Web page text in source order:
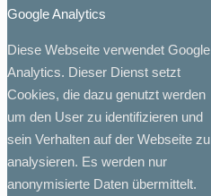
Google Analytics
Diese Webseite verwendet Google
Analytics. Dieser Dienst setzt
Cookies, die dazu genutzt werden
um den User zu identifizieren und
sein Verhalten auf der Webseite zu
analysieren. Es werden nur
anonymisierte Daten übermittelt.